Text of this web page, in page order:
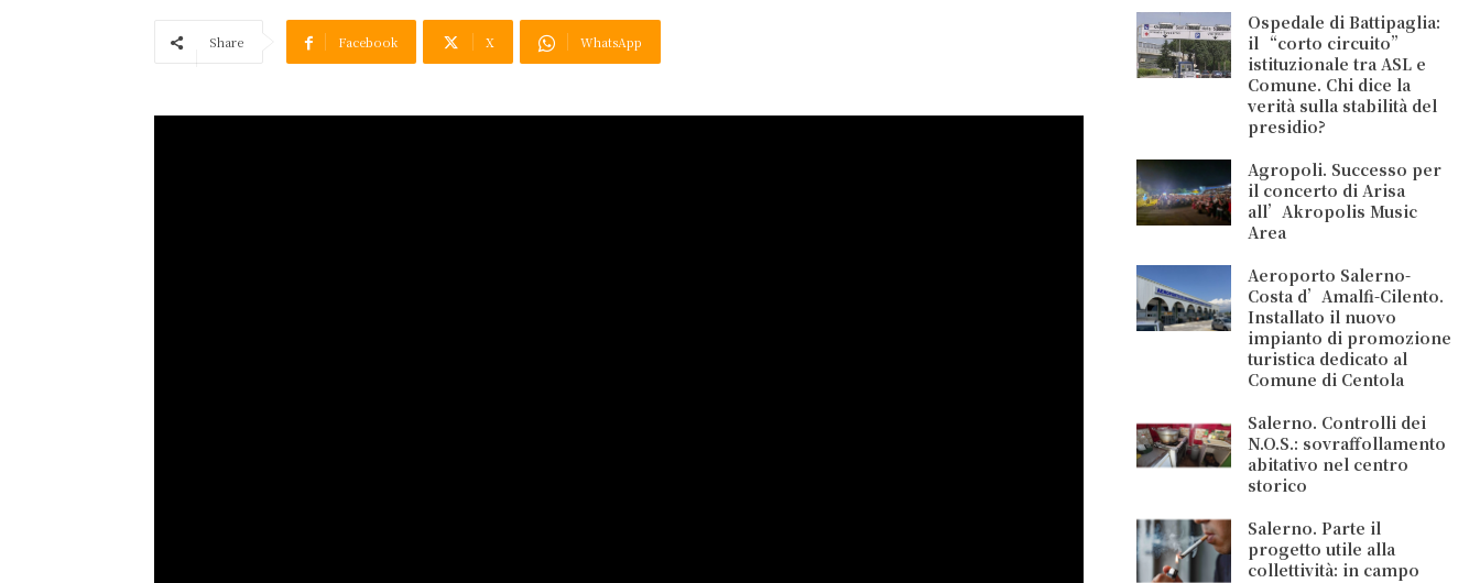
Share Facebook X WhatsApp
Ospedale di Battipaglia:
il “corto circuito”
istituzionale tra ASL e
Comune. Chi dice la
verità sulla stabilità del
presidio?
Agropoli. Successo per
il concerto di Arisa
all’Akropolis Music
Area
Aeroporto Salerno-
Costa d’Amalfi-Cilento.
Installato il nuovo
impianto di promozione
turistica dedicato al
Comune di Centola
Salerno. Controlli dei
N.O.S.: sovraffollamento
abitativo nel centro
storico
Salerno. Parte il
progetto utile alla
collettività: in campo